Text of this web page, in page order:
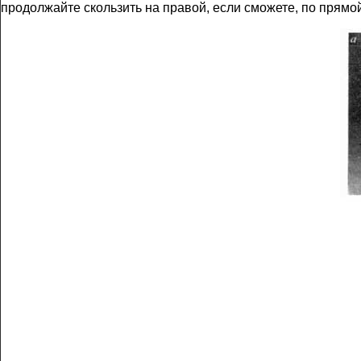
продолжайте скользить на правой, если сможете, по